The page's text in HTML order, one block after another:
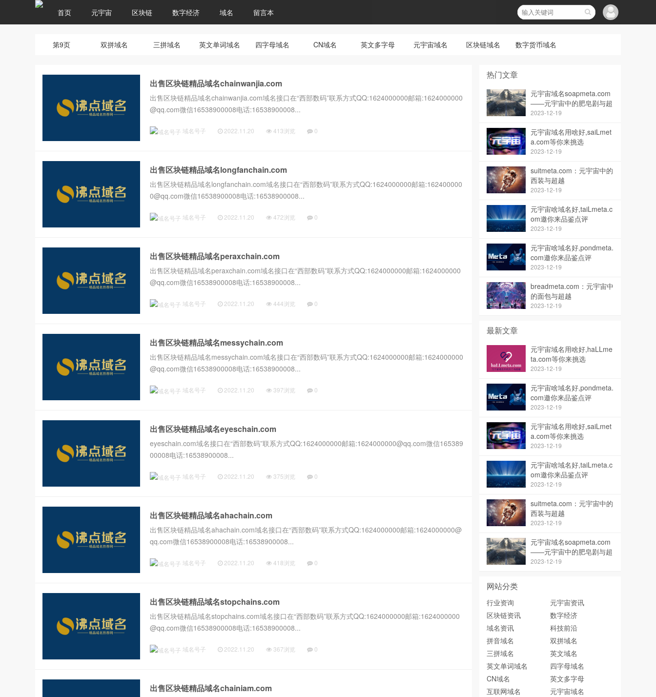
首页 元宇宙 区块链 数字经济 域名 留言本
第9页 双拼域名 三拼域名 英文单词域名 四字母域名 CN域名 英文多字母 元宇宙域名 区块链域名 数字货币域名
出售区块链精品域名chainwanjia.com
出售区块链精品域名chainwanjia.com域名接口在“西部数码”联系方式QQ:1624000000邮箱:1624000000
@qq.com微信16538900008电话:16538900008...
域名号子 2022.11.20 413浏览 0
出售区块链精品域名longfanchain.com
出售区块链精品域名longfanchain.com域名接口在“西部数码”联系方式QQ:1624000000邮箱:162400000
0@qq.com微信16538900008电话:16538900008...
域名号子 2022.11.20 472浏览 0
出售区块链精品域名peraxchain.com
出售区块链精品域名peraxchain.com域名接口在“西部数码”联系方式QQ:1624000000邮箱:1624000000
@qq.com微信16538900008电话:16538900008...
域名号子 2022.11.20 444浏览 0
出售区块链精品域名messychain.com
出售区块链精品域名messychain.com域名接口在“西部数码”联系方式QQ:1624000000邮箱:1624000000
@qq.com微信16538900008电话:16538900008...
域名号子 2022.11.20 397浏览 0
出售区块链精品域名eyeschain.com
eyeschain.com域名接口在“西部数码”联系方式QQ:1624000000邮箱:1624000000@qq.com微信165389
00008电话:16538900008...
域名号子 2022.11.20 375浏览 0
出售区块链精品域名ahachain.com
出售区块链精品域名ahachain.com域名接口在“西部数码”联系方式QQ:1624000000邮箱:1624000000@
qq.com微信16538900008电话:16538900008...
域名号子 2022.11.20 418浏览 0
出售区块链精品域名stopchains.com
出售区块链精品域名stopchains.com域名接口在“西部数码”联系方式QQ:1624000000邮箱:1624000000
@qq.com微信16538900008电话:16538900008...
域名号子 2022.11.20 367浏览 0
出售区块链精品域名chainiam.com
热门文章
元宇宙域名soapmeta.com
——元宇宙中的肥皂剧与超
越
2023-12-19
元宇宙域名用啥好,saiLmet
a.com等你来挑选
2023-12-19
suitmeta.com：元宇宙中的
西装与超越
2023-12-19
元宇宙啥域名好,taiLmeta.c
om邀你来品鉴点评
2023-12-19
元宇宙啥域名好,pondmeta.
com邀你来品鉴点评
2023-12-19
breadmeta.com：元宇宙中
的面包与超越
2023-12-19
最新文章
元宇宙域名用啥好,haLLme
ta.com等你来挑选
2023-12-19
元宇宙啥域名好,pondmeta.
com邀你来品鉴点评
2023-12-19
元宇宙域名用啥好,saiLmet
a.com等你来挑选
2023-12-19
元宇宙啥域名好,taiLmeta.c
om邀你来品鉴点评
2023-12-19
suitmeta.com：元宇宙中的
西装与超越
2023-12-19
元宇宙域名soapmeta.com
——元宇宙中的肥皂剧与超
越
2023-12-19
网站分类
行业资询
元宇宙资讯
区块链资讯
数字经济
域名资讯
科技前沿
拼音域名
双拼域名
三拼域名
英文域名
英文单词域名
四字母域名
CN域名
英文多字母
互联网域名
元宇宙域名